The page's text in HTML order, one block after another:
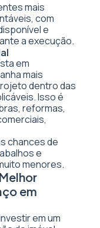
mais
com
e
a execução.
em
mais
dentro das
Isso é
reformas,
chances de
e
menores.
em
em um